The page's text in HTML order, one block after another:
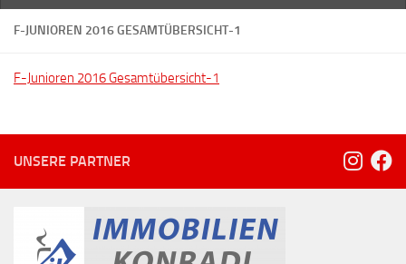
F-JUNIOREN 2016 GESAMTÜBERSICHT-1
F-Junioren 2016 Gesamtübersicht-1
UNSERE PARTNER